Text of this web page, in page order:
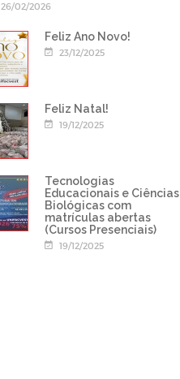
26/02/2026
Feliz Ano Novo!
23/12/2025
Feliz Natal!
19/12/2025
Tecnologias
Educacionais e Ciências
Biológicas com
matrículas abertas
(Cursos Presenciais)
19/12/2025